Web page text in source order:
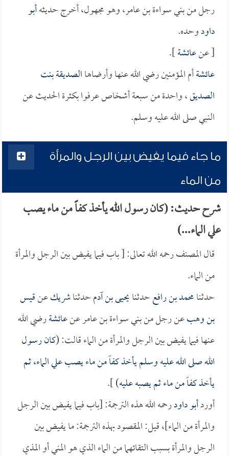
رجل من بني سواءة بن عامر، وهو مجهول، أخرج حديثهأبو
داودوحده.
[ عنعائشة].
عائشةأم المؤمنين رضي الله عنها وأرضاهاالصديقة بنت
الصديق، واحدة من سبعة أشخاص عرفوا بكثرة الحديث عن
النبي صلى الله عليه وسلم.
ما جاء فيما يفيض بين الرجل والمرأة
من الماء
شرح حديث: (كان رسول الله يأخذ كفاً من ماء يصب
علي الماء...)
قال المصنف رحمه الله تعالى: [ باب فيما يفيض بين الرجل والمرأة
من الماء.
حدثنامحمد بن رافعحدثنايحيى بن آدمحدثناشريكعنقيس
بن وهبعن رجل من بني سواءة بن عامر عنعائشةرضي الله
عنها فيما يفيض بين الرجل والمرأة من الماء قالت: (كان رسول
الله صلى الله عليه وسلم يأخذ كفاً من ماء يصب علي الماء، ثم
يأخذ كفاً من ماء ثم يصبه عليه) ].
أوردأبو داودرحمه الله هذه الترجمة: [باب فيما يفيض بين الرجل
والمرأة من الماء]، قيل: المقصود بهذه الترجمة: ما يفيض بين
الرجل والمرأة بسبب التقائهما من الماء الذي هو المني أو المذي